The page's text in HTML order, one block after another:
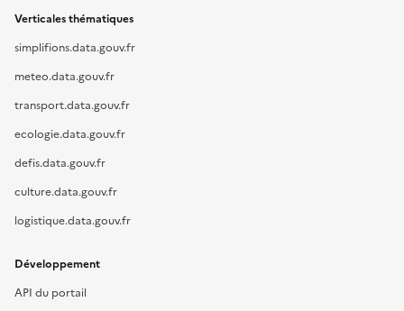
Verticales thématiques
simplifions.data.gouv.fr
meteo.data.gouv.fr
transport.data.gouv.fr
ecologie.data.gouv.fr
defis.data.gouv.fr
culture.data.gouv.fr
logistique.data.gouv.fr
Développement
API du portail